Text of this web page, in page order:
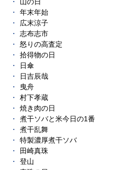
山の日
年末年始
広末涼子
志布志市
怒りの高査定
拾得物の日
日傘
日吉辰哉
曳舟
村下孝蔵
焼き肉の日
煮干ソバと米今日の1番
煮干乱舞
特製濃厚煮干ソバ
田崎真珠
登山